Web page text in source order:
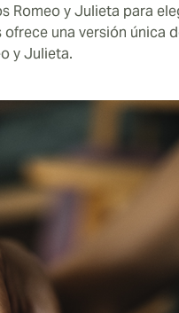
Romeo y Julieta para
ofrece una versión única
y Julieta.